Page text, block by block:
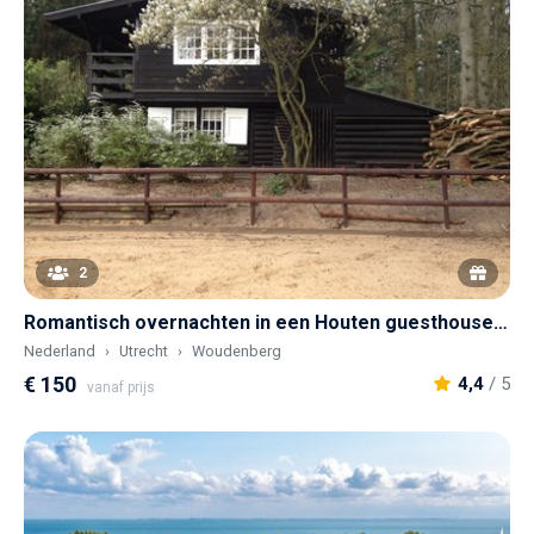
2
Romantisch overnachten in een Houten guesthouse op een landgoed
Nederland Utrecht Woudenberg
€ 150 vanaf prijs 4,4 / 5